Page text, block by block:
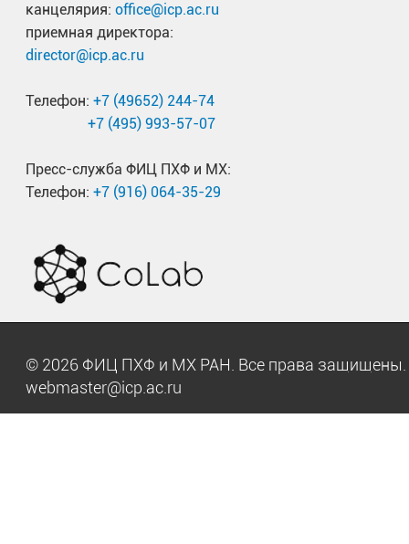
канцелярия: office@icp.ac.ru
приемная директора:
director@icp.ac.ru
Телефон: +7 (49652) 244-74
+7 (495) 993-57-07
Пресс-служба ФИЦ ПХФ и МХ:
Телефон: +7 (916) 064-35-29
© 2026 ФИЦ ПХФ и МХ РАН. Все права
webmaster@icp.ac.ru